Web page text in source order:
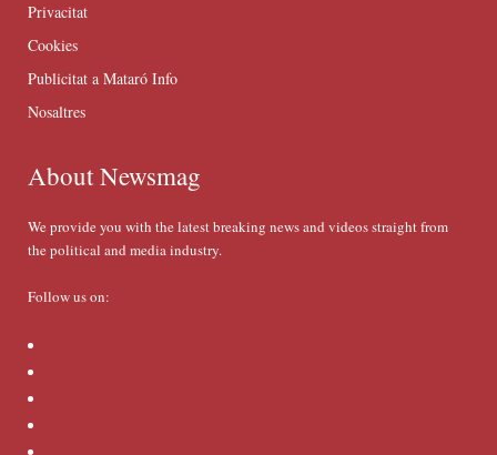
Privacitat
Cookies
Publicitat a Mataró Info
Nosaltres
About Newsmag
We provide you with the latest breaking news and videos straight from
the political and media industry.
Follow us on: